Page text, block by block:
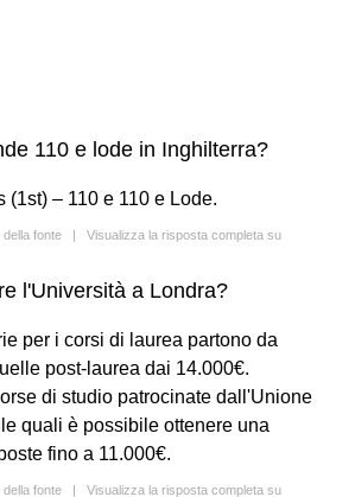
110 e lode in Inghilterra?
(1st) – 110 e 110 e Lode.
fonte | Visualizza la risposta completa su
l'Università a Londra?
per i corsi di laurea partono da
post-laurea dai 14.000€.
di studio patrocinate dall'Unione
quali è possibile ottenere una
fino a 11.000€.
fonte | Visualizza la risposta completa su